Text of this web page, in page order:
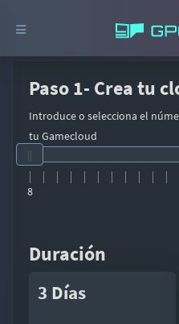
Paso 1- Crea tu
Introduce o selecciona el
tu Gamecloud
8
Duración
3 Días